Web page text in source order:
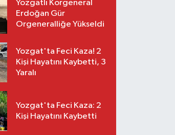
Yozgatlı Korgeneral
Erdoğan Gür
Orgeneralliğe Yükseldi
Yozgat'ta Feci Kaza! 2
Kişi Hayatını Kaybetti, 3
Yaralı
Yozgat'ta Feci Kaza: 2
Kişi Hayatını Kaybetti